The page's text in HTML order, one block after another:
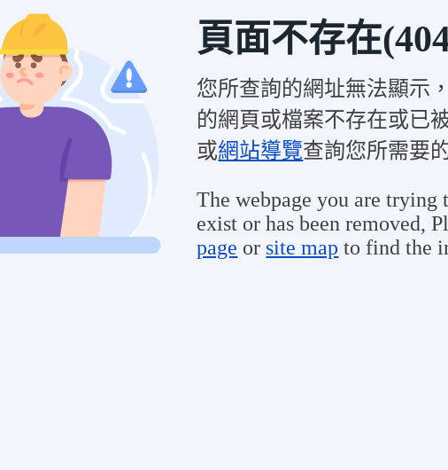
頁面不存在
您所查詢的網址無法顯示
的網頁或檔案不存在或已
或網站導覽查詢您所需要
The webpage you are trying
exist or has been removed,
page or site map to find the